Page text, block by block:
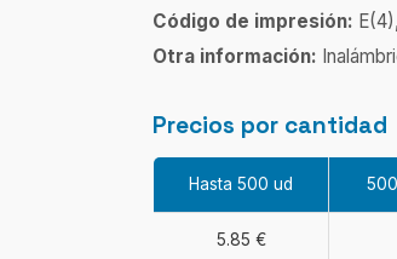
Código de impresión:
Otra información:
Precios por cantidad
Hasta 500 ud
5.85 €